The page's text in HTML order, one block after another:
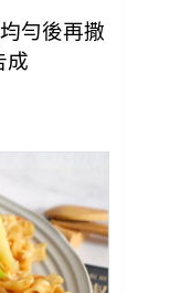
勻後再撒
成